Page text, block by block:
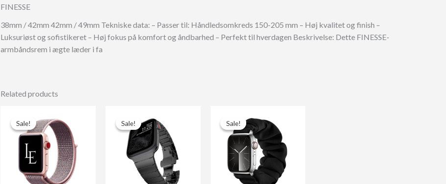
FINESSE
38mm / 42mm 42mm / 49mm Tekniske data: – Passer til: Håndledsomkreds 150-205 mm – Høj kvalitet og finish –
Luksuriøst og sofistikeret – Høj fokus på komfort og åndbarhed – Perfekt til hverdagen Beskrivelse: Dette FINESSE-
armbåndsrem i ægte læder i fa
Related products
Sale!
Sale! Sale!
Sale! Sale!
Sale!